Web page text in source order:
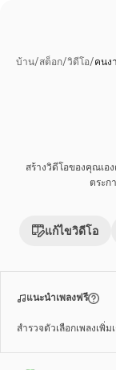
บ้าน/สต็อก/วิดีโอ/คนง
พรีเมี่ยม
สร้างวิดีโอของคุณเอ
ตระก
แก้ไขวิดีโอ
แนะนำเพลงฟรี
สำรวจตัวเลือกเพลงเพิ่ม